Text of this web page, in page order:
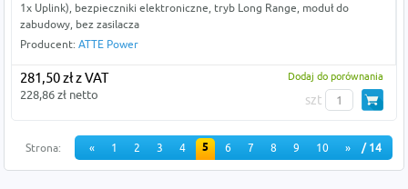
1x Uplink), bezpieczniki elektroniczne, tryb Long Range, moduł do
zabudowy, bez zasilacza
Producent: ATTE Power
281,50 zł z VAT
228,86 zł netto
Dodaj do porównania
szt
Strona: « 1 2 3 4 5 6 7 8 9 10 » / 14